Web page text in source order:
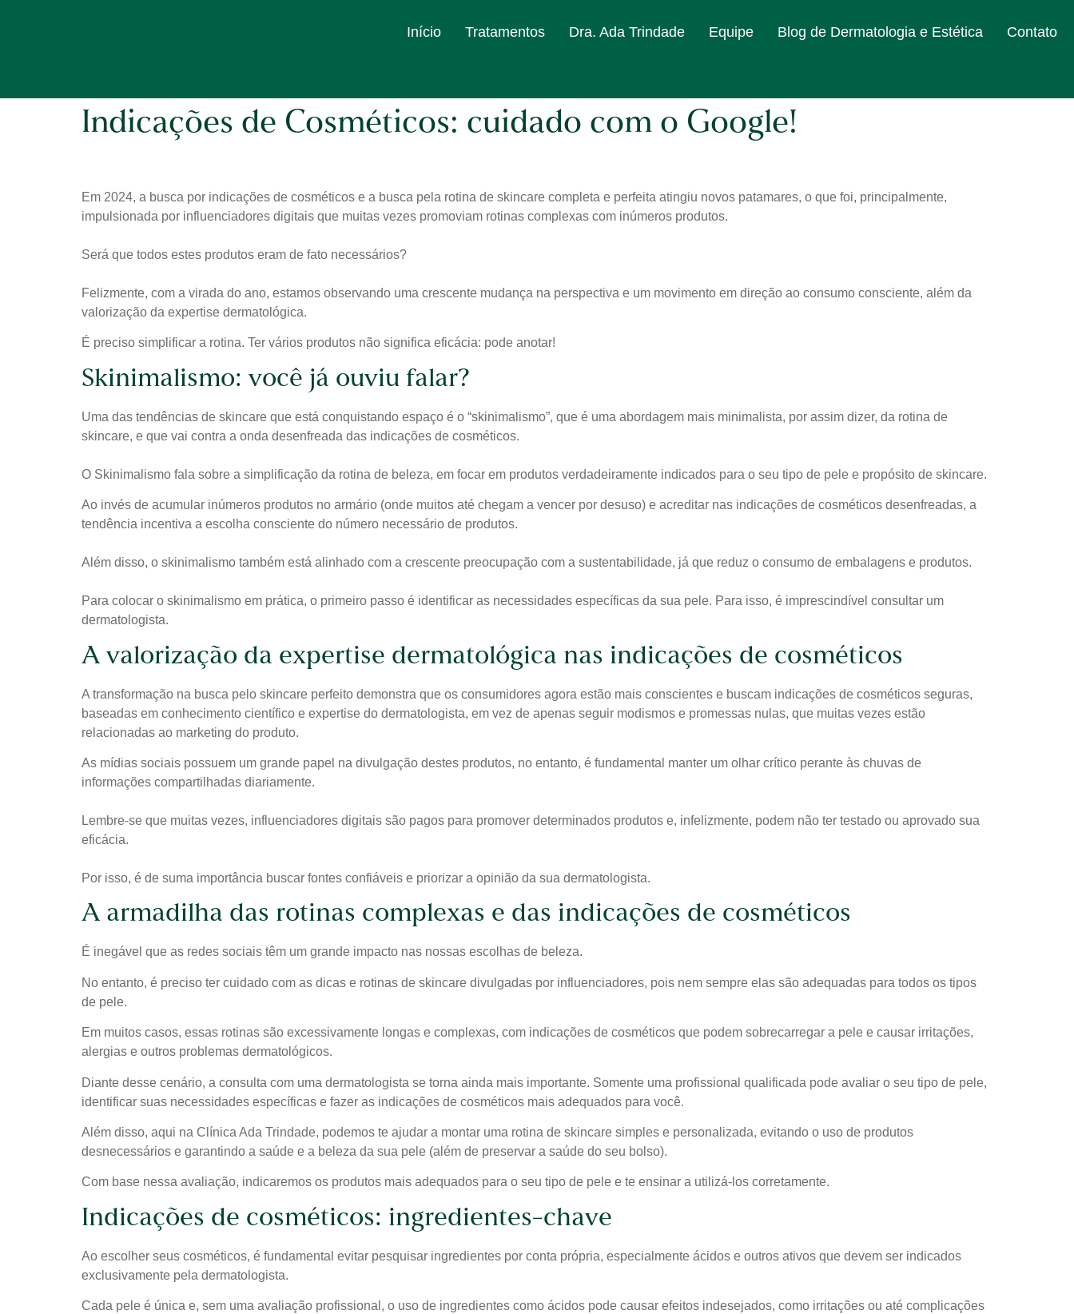
Início Tratamentos Dra. Ada Trindade Equipe Blog de Dermatologia e Estética Contato
Indicações de Cosméticos: cuidado com o Google!
Em 2024, a busca por indicações de cosméticos e a busca pela rotina de skincare completa e perfeita atingiu novos patamares, o que foi, principalmente,
impulsionada por influenciadores digitais que muitas vezes promoviam rotinas complexas com inúmeros produtos.
Será que todos estes produtos eram de fato necessários?
Felizmente, com a virada do ano, estamos observando uma crescente mudança na perspectiva e um movimento em direção ao consumo consciente, além da
valorização da expertise dermatológica.
É preciso simplificar a rotina. Ter vários produtos não significa eficácia: pode anotar!
Skinimalismo: você já ouviu falar?
Uma das tendências de skincare que está conquistando espaço é o “skinimalismo”, que é uma abordagem mais minimalista, por assim dizer, da rotina de
skincare, e que vai contra a onda desenfreada das indicações de cosméticos.
O Skinimalismo fala sobre a simplificação da rotina de beleza, em focar em produtos verdadeiramente indicados para o seu tipo de pele e propósito de skincare.
Ao invés de acumular inúmeros produtos no armário (onde muitos até chegam a vencer por desuso) e acreditar nas indicações de cosméticos desenfreadas, a
tendência incentiva a escolha consciente do número necessário de produtos.
Além disso, o skinimalismo também está alinhado com a crescente preocupação com a sustentabilidade, já que reduz o consumo de embalagens e produtos.
Para colocar o skinimalismo em prática, o primeiro passo é identificar as necessidades específicas da sua pele. Para isso, é imprescindível consultar um
dermatologista.
A valorização da expertise dermatológica nas indicações de cosméticos
A transformação na busca pelo skincare perfeito demonstra que os consumidores agora estão mais conscientes e buscam indicações de cosméticos seguras,
baseadas em conhecimento científico e expertise do dermatologista, em vez de apenas seguir modismos e promessas nulas, que muitas vezes estão
relacionadas ao marketing do produto.
As mídias sociais possuem um grande papel na divulgação destes produtos, no entanto, é fundamental manter um olhar crítico perante às chuvas de
informações compartilhadas diariamente.
Lembre-se que muitas vezes, influenciadores digitais são pagos para promover determinados produtos e, infelizmente, podem não ter testado ou aprovado sua
eficácia.
Por isso, é de suma importância buscar fontes confiáveis e priorizar a opinião da sua dermatologista.
A armadilha das rotinas complexas e das indicações de cosméticos
É inegável que as redes sociais têm um grande impacto nas nossas escolhas de beleza.
No entanto, é preciso ter cuidado com as dicas e rotinas de skincare divulgadas por influenciadores, pois nem sempre elas são adequadas para todos os tipos
de pele.
Em muitos casos, essas rotinas são excessivamente longas e complexas, com indicações de cosméticos que podem sobrecarregar a pele e causar irritações,
alergias e outros problemas dermatológicos.
Diante desse cenário, a consulta com uma dermatologista se torna ainda mais importante. Somente uma profissional qualificada pode avaliar o seu tipo de pele,
identificar suas necessidades específicas e fazer as indicações de cosméticos mais adequados para você.
Além disso, aqui na Clínica Ada Trindade, podemos te ajudar a montar uma rotina de skincare simples e personalizada, evitando o uso de produtos
desnecessários e garantindo a saúde e a beleza da sua pele (além de preservar a saúde do seu bolso).
Com base nessa avaliação, indicaremos os produtos mais adequados para o seu tipo de pele e te ensinar a utilizá-los corretamente.
Indicações de cosméticos: ingredientes-chave
Ao escolher seus cosméticos, é fundamental evitar pesquisar ingredientes por conta própria, especialmente ácidos e outros ativos que devem ser indicados
exclusivamente pela dermatologista.
Cada pele é única e, sem uma avaliação profissional, o uso de ingredientes como ácidos pode causar efeitos indesejados, como irritações ou até complicações